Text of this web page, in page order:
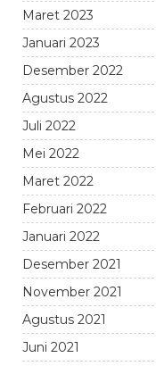
Maret 2023
Januari 2023
Desember 2022
Agustus 2022
Juli 2022
Mei 2022
Maret 2022
Februari 2022
Januari 2022
Desember 2021
November 2021
Agustus 2021
Juni 2021